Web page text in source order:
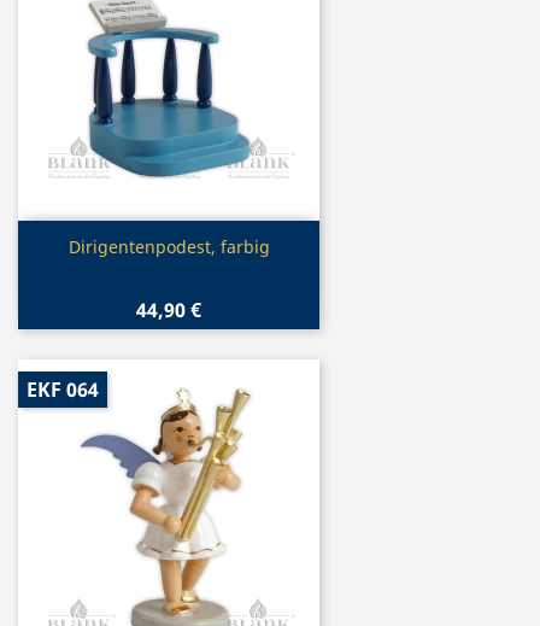
Vorschau
Dirigentenpodest, farbig
44,90 €
EKF 064